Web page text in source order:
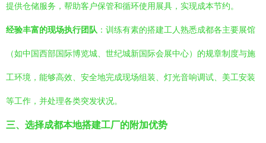
提供仓储服务，帮助客户保管和循环使用展具，实现成本节约。
经验丰富的现场执行团队 ：训练有素的搭建工人熟悉成都各主要展馆
（如中国西部国际博览城、世纪城新国际会展中心）的规章制度与施
工环境，能够高效、安全地完成现场组装、灯光音响调试、美工安装
等工作，并处理各类突发状况。
三、选择成都本地搭建工厂的附加优势